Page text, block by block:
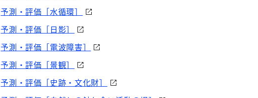
予測・評価［水循環］
予測・評価［日影］
予測・評価［電波障害］
予測・評価［景観］
予測・評価［史跡・文化財］